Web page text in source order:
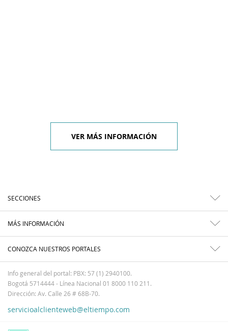
VER MÁS INFORMACIÓN
SECCIONES
MÁS INFORMACIÓN
CONOZCA NUESTROS PORTALES
Info general del portal: PBX: 57 (1) 2940100.
Bogotá 5714444 - Línea Nacional 01 8000 110 211.
Dirección: Av. Calle 26 # 68B-70.
servicioalclienteweb@eltiempo.com